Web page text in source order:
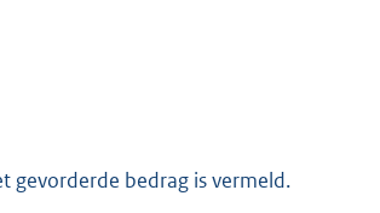
gevorderde bedrag is vermeld.